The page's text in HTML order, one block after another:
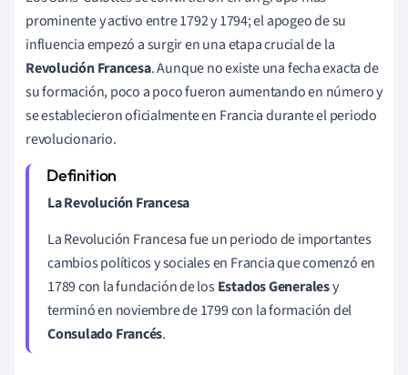
prominente y activo entre 1792 y 1794; el apogeo de su
influencia empezó a surgir en una etapa crucial de la
Revolución Francesa. Aunque no existe una fecha exacta de
su formación, poco a poco fueron aumentando en número y
se establecieron oficialmente en Francia durante el periodo
revolucionario.
La Revolución Francesa
La Revolución Francesa fue un periodo de importantes
cambios políticos y sociales en Francia que comenzó en
1789 con la fundación de losEstados Generalesy
terminó en noviembre de 1799 con la formación del
Consulado Francés.